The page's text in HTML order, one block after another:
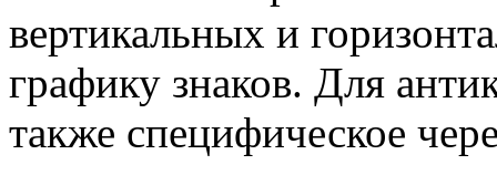
вертикальных и
графику знаков. Для
также специфическое